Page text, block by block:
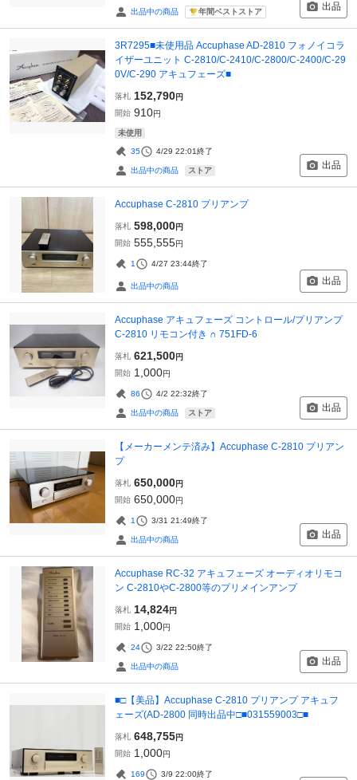
出品中の商品 年間ベストストア 出品
3R7295■未使用品 Accuphase AD-2810 フォノイコラ
イザーユニット C-2810/C-2410/C-2800/C-2400/C-29
0V/C-290 アキュフェーズ■
落札 152,790円
開始 910円
未使用
35 4/29 22:01終了
出品中の商品 ストア 出品
Accuphase C-2810 プリアンプ
落札 598,000円
開始 555,555円
1 4/27 23:44終了
出品中の商品 出品
Accuphase アキュフェーズ コントロール/プリアンプ
C-2810 リモコン付き ∩ 751FD-6
落札 621,500円
開始 1,000円
86 4/2 22:32終了
出品中の商品 ストア 出品
【メーカーメンテ済み】Accuphase C-2810 プリアン
プ
落札 650,000円
開始 650,000円
1 3/31 21:49終了
出品中の商品 出品
Accuphase RC-32 アキュフェーズ オーディオリモコ
ン C-2810やC-2800等のプリメインアンプ
落札 14,824円
開始 1,000円
24 3/22 22:50終了
出品中の商品 出品
■□【美品】Accuphase C-2810 プリアンプ アキュフ
ェーズ(AD-2800 同時出品中□■031559003□■
落札 648,755円
開始 1,000円
169 3/9 22:00終了